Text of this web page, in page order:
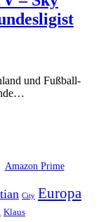
und Fußball-
…
Amazon Prime
City Europa
Klaus